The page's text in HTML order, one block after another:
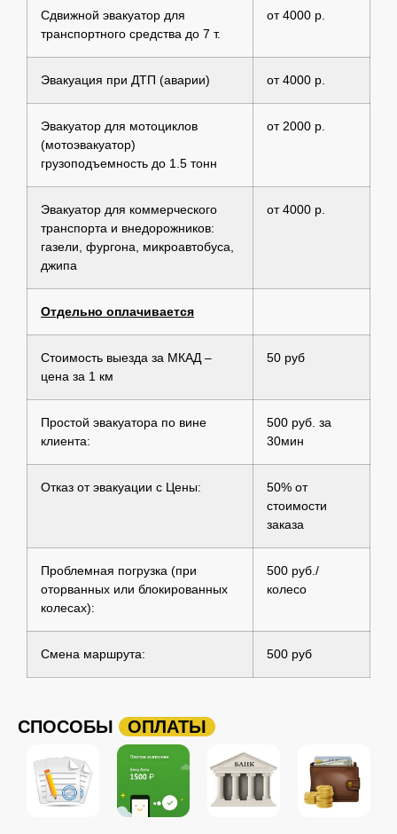
Сдвижной эвакуатор для
транспортного средства до 7 т.
от 4000 р.
Эвакуация при ДТП (аварии) от 4000 р.
Эвакуатор для мотоциклов
(мотоэвакуатор)
грузоподъемность до 1.5 тонн
от 2000 р.
Эвакуатор для коммерческого
транспорта и внедорожников:
газели, фургона, микроавтобуса,
джипа
от 4000 р.
Отдельно оплачивается
Стоимость выезда за МКАД –
цена за 1 км
50 руб
Простой эвакуатора по вине
клиента:
500 руб. за
30мин
Отказ от эвакуации с Цены:
50% от
стоимости
заказа
Проблемная погрузка (при
оторванных или блокированных
колесах):
500 руб./
колесо
Смена маршрута: 500 руб
СПОСОБЫ ОПЛАТЫ